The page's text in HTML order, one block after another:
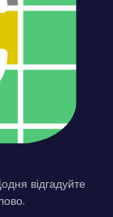
відгадуйте